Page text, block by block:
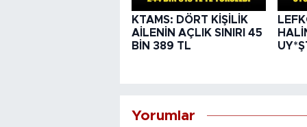
KTAMS: DÖRT KİŞİLİK
AİLENİN AÇLIK SINIRI 45
BİN 389 TL
Yorumlar